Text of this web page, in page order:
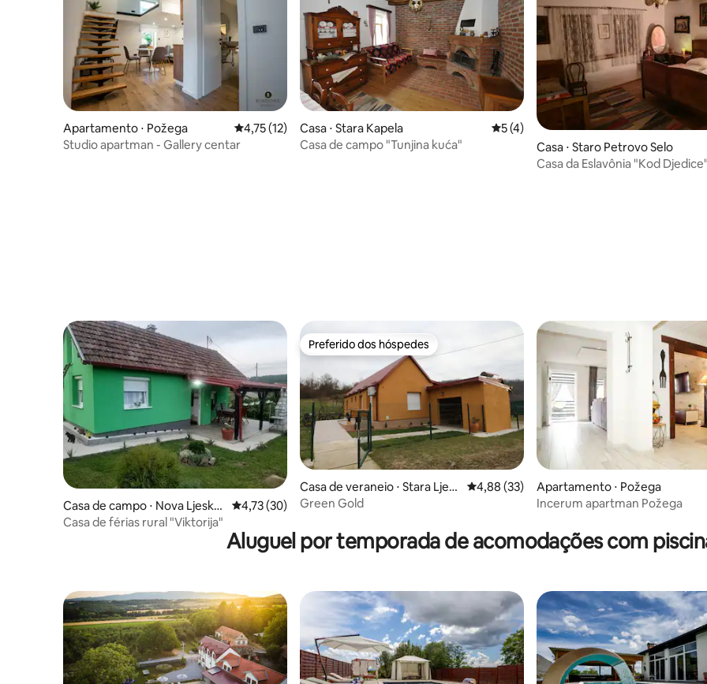
Apartamento ⋅ Požega 4,75 de uma avaliação média de 5, 12 avaliações
4,75 (12)
Studio apartman - Gallery centar
Casa ⋅ Stara Kapela 5 de uma avaliação média de 5, 4
5 (4)
Casa de campo "Tunjina kuća"
Casa ⋅ Staro Petrovo Selo
Casa da Eslavônia "Kod Djedice"
Casa de campo ⋅ Nova Ljesko
vica
4,73 de uma avaliação média de 5, 30 avaliações
4,73 (30)
Casa de férias rural "Viktorija"
Preferido dos hóspedes
Preferido dos hóspedes
Casa de veraneio ⋅ Stara Ljesk
ovica
4,88 de uma avaliação média de 5, 33
4,88 (33)
Green Gold
Apartamento ⋅ Požega
Incerum apartman Požega
Aluguel por temporada de acomodações com